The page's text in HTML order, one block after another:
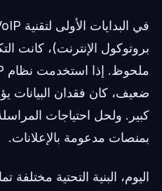
بروتوكول الإنترنت)، كانت
ضعيف، كان فقدان البيانات
كبير. ولحل احتياجات
بمنصات مدعومة بالإعلانات.
اليوم، البنية التحتية